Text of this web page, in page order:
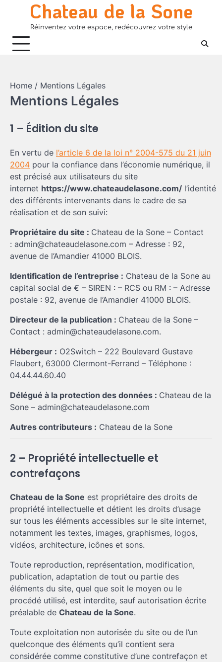
Chateau de la Sone
Réinventez votre espace, redécouvrez votre style
Home Mentions Légales
Mentions Légales
1 – Édition du site
En vertu de l’article 6 de la loi n° 2004-575 du 21 juin
2004 pour la confiance dans l’économie numérique, il
est précisé aux utilisateurs du site
internet https://www.chateaudelasone.com/ l’identité
des différents intervenants dans le cadre de sa
réalisation et de son suivi:
Propriétaire du site : Chateau de la Sone – Contact
: admin@chateaudelasone.com – Adresse : 92,
avenue de l’Amandier 41000 BLOIS.
Identification de l’entreprise : Chateau de la Sone au
capital social de € – SIREN : – RCS ou RM : – Adresse
postale : 92, avenue de l’Amandier 41000 BLOIS.
Directeur de la publication : Chateau de la Sone –
Contact : admin@chateaudelasone.com.
Hébergeur : O2Switch – 222 Boulevard Gustave
Flaubert, 63000 Clermont-Ferrand – Téléphone :
04.44.44.60.40
Délégué à la protection des données : Chateau de la
Sone – admin@chateaudelasone.com
Autres contributeurs : Chateau de la Sone
2 – Propriété intellectuelle et
contrefaçons
Chateau de la Sone est propriétaire des droits de
propriété intellectuelle et détient les droits d’usage
sur tous les éléments accessibles sur le site internet,
notamment les textes, images, graphismes, logos,
vidéos, architecture, icônes et sons.
Toute reproduction, représentation, modification,
publication, adaptation de tout ou partie des
éléments du site, quel que soit le moyen ou le
procédé utilisé, est interdite, sauf autorisation écrite
préalable de Chateau de la Sone.
Toute exploitation non autorisée du site ou de l’un
quelconque des éléments qu’il contient sera
considérée comme constitutive d’une contrefaçon et